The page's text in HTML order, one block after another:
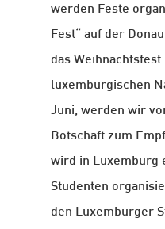
werden Feste
Fest“ auf der
das
luxemburgischen
Juni, werden wir
Botschaft zum
wird in Luxemburg
Studenten
den Luxemburger